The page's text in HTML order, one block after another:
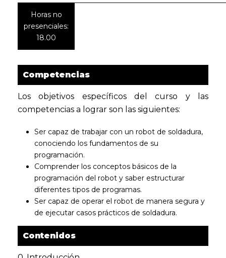
Horas no
presenciales:
18.00
Competencias
Los objetivos específicos del curso y las
competencias a lograr son las siguientes:
Ser capaz de trabajar con un robot de soldadura,
conociendo los fundamentos de su
programación.
Comprender los conceptos básicos de la
programación del robot y saber estructurar
diferentes tipos de programas.
Ser capaz de operar el robot de manera segura y
de ejecutar casos prácticos de soldadura.
Contenidos